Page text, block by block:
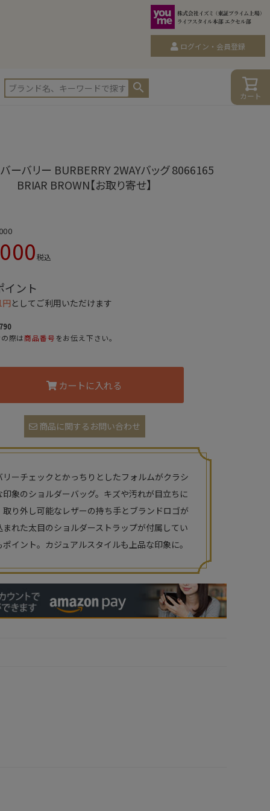
ログイン・会員登録
バーバリー BURBERRY 2WAYバッグ 8066165
BRIAR BROWN【お取り寄せ】
税込
イント
円としてご利用いただけます
際は商品番号をお伝え下さい。
カートに入れる
商品に関するお問い合わせ
リーチェックとかっちりとしたフォルムがクラシ
印象のショルダーバッグ。キズや汚れが目立ちに
取り外し可能なレザーの持ち手とブランドロゴが
まれた太目のショルダーストラップが付属してい
ポイント。カジュアルスタイルも上品な印象に。
カート